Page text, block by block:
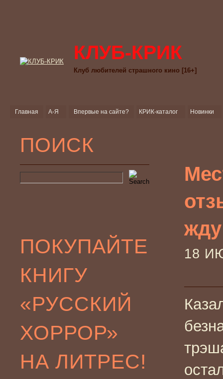
КЛУБ-КРИК
Клуб любителей страшного кино [16+]
Главная А-Я Впервые на сайте? КРИК-каталог Новинки
ПОИСК
ПОКУПАЙТЕ
КНИГУ
«РУССКИЙ
ХОРРОР»
НА ЛИТРЕС!
18